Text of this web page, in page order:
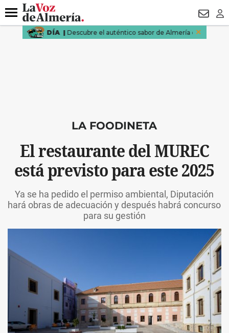
DESTACADO
Menú
LA FOODINETA
El restaurante del MUREC
está previsto para este 2025
Ya se ha pedido el permiso ambiental, Diputación
hará obras de adecuación y después habrá concurso
para su gestión